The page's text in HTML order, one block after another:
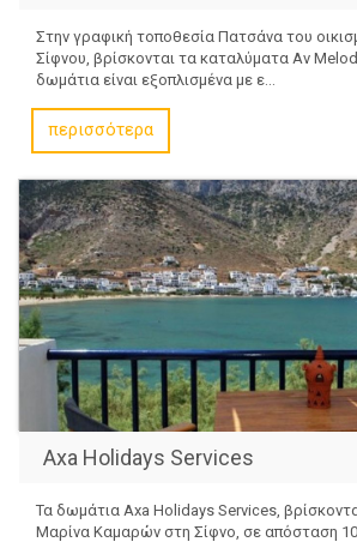
Στην γραφική τοποθεσία Πατσάνα του
Σίφνου, βρίσκονται τα καταλύματα Av
δωμάτια είναι εξοπλισμένα με ε...
περισσότερα
Axa Holidays Services
Τα δωμάτια Axa Holidays Services,
Μαρίνα Καμαρών στη Σίφνο, σε απόσταση